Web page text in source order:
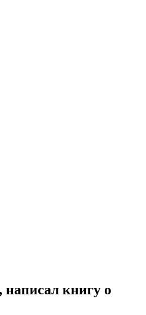
книгу о